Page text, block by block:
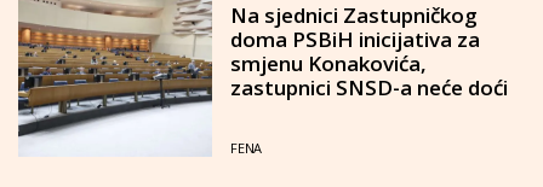
Na sjednici Zastupničkog
doma PSBiH inicijativa za
smjenu Konakovića,
zastupnici SNSD-a neće doći
FENA